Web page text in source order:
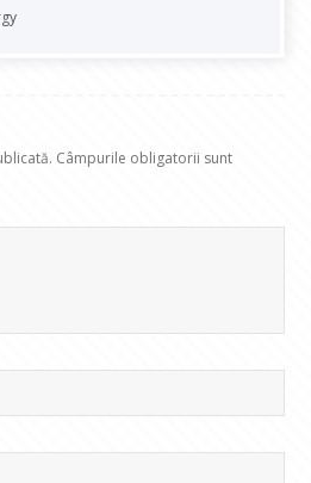
Câmpurile obligatorii sunt